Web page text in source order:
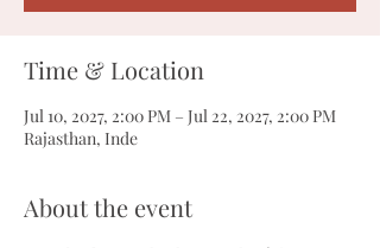
Time & Location
Jul 10, 2027, 2:00 PM – Jul 22, 2027, 2:00 PM
Rajasthan, Inde
About the event